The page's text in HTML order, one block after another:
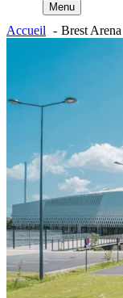
Menu
Accueil Brest Arena